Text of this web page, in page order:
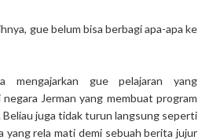
gue belum bisa berbagi apa-apa ke
mengajarkan gue pelajaran yang
Jerman yang membuat program
Beliau juga tidak turun langsung seperti
yang rela mati demi sebuah berita jujur